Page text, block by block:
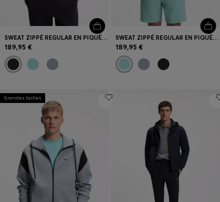
SWEAT ZIPPÉ REGULAR EN PIQUÉ SPACER
189,95 €
SWEAT ZIPPÉ REGULAR EN PIQUÉ SPACER
189,95 €
Grandes tailles